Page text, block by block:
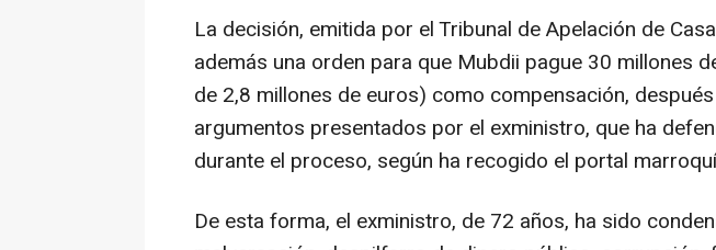
La decisión, emitida por el Tribunal de Apelación de
además una orden para que Mubdii pague 30 millones
de 2,8 millones de euros) como compensación,
argumentos presentados por el exministro, que ha
durante el proceso, según ha recogido el portal
De esta forma, el exministro, de 72 años, ha sido